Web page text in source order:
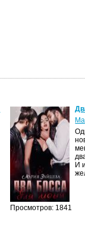
Просмотров: 1841
И